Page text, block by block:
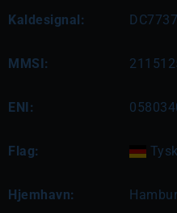
Kaldesignal: DC7737
MMSI:
ENI:
Flag:
Hjemhavn: